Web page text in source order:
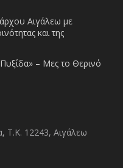
Αιγάλεω με
και της
– Μες το Θερινό
Τ.Κ. 12243, Αιγάλεω